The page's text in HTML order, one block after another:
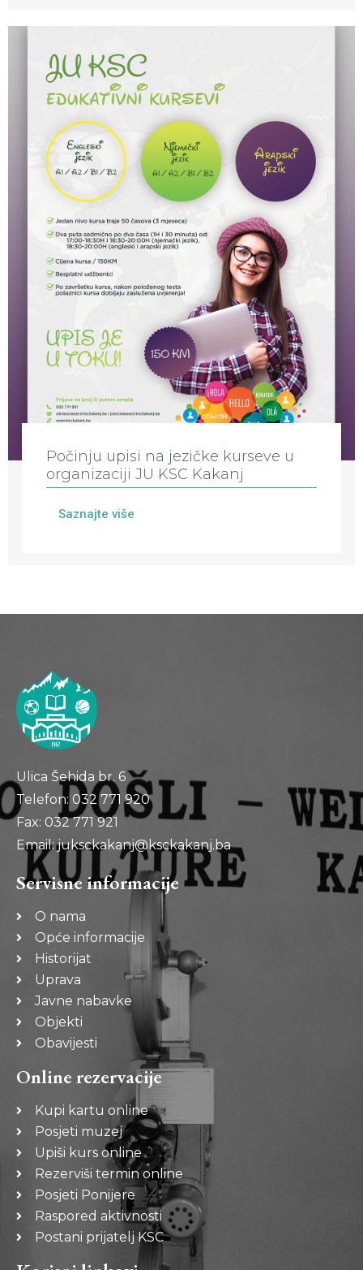
Počinju upisi na jezičke kurseve u
organizaciji JU KSC Kakanj
Saznajte više
Ulica Šehida br. 6
Telefon: 032 771 920
Fax: 032 771 921
Email: juksckakanj@ksckakanj.ba
Servisne informacije
O nama
Opće informacije
Historijat
Uprava
Javne nabavke
Objekti
Obavijesti
Online rezervacije
Kupi kartu online
Posjeti muzej
Upiši kurs online
Rezerviši termin online
Posjeti Ponijere
Raspored aktivnosti
Postani prijatelj KSC